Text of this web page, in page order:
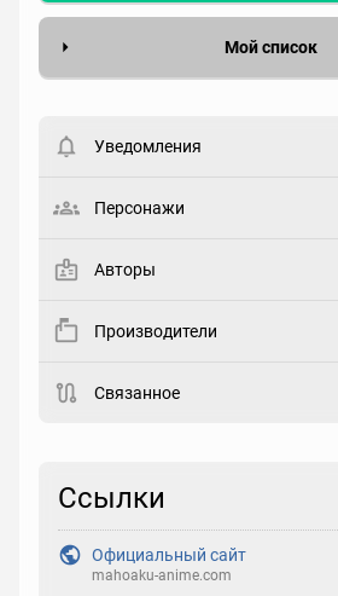
Мой список
Статус
Рейтинг
Реакция
Уведомления
Персонажи
Авторы
Производители
Связанное
Ссылки
Официальный сайт
mahoaku-anime.com